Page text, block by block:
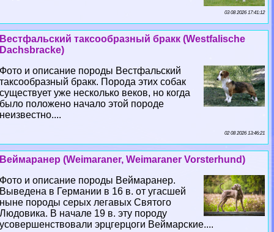
03 08 2026 17:41:12
Вестфальский таксообразный бpaкк (Westfalische
Dachsbracke)
Фото и описание породы Вестфальский
таксообразный бpaкк. Порода этих собак
существует уже несколько веков, но когда
было положено начало этой породе
неизвестно....
02 08 2026 13:46:21
Веймаранер (Weimaraner, Weimaraner Vorsterhund)
Фото и описание породы Веймаранер.
Выведена в Германии в 16 в. от угасшей
ныне породы серых легавых Святого
Людовика. В начале 19 в. эту породу
усовершенствовали эрцгерцоги Веймарские....